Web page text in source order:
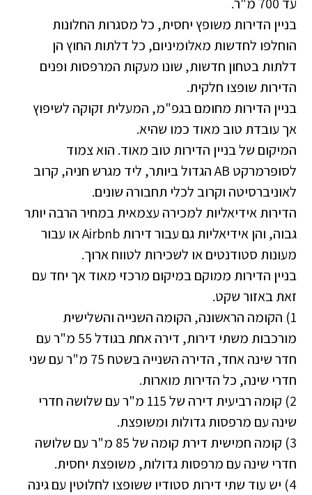
עד 700 מ"ר.
בניין הדירות משופץ יחסית, כל מסגרות החלונות
הוחלפו לחדשות מאלומיניום, כל דלתות החוץ הן
דלתות בטחון חדשות, שונו מעקות המרפסות ופנים
הדירות שופצו חלקית.
בניין הדירות מחומם בגפ"מ, המעלית זקוקה לשיפוץ
אך עובדת טוב מאוד כמו שהיא.
המיקום של בניין הדירות טוב מאוד. הוא צמוד
לסופרמרקט AB הגדול ביותר, ליד מגרש חניה, קרוב
לאוניברסיטה וקרוב לכלי תחבורה שונים.
הדירות אידיאליות למכירה עצמאית במחיר הרבה יותר
גבוה, והן אידיאליות גם עבור דירות Airbnb או עבור
מעונות סטודנטים או לשכירות לטווח ארוך.
בניין הדירות ממוקם במיקום מרכזי מאוד אך יחד עם
זאת באזור שקט.
1) הקומה הראשונה, הקומה השנייה והשלישית
מורכבות משתי דירות, דירה אחת בגודל 55 מ"ר עם
חדר שינה אחד, הדירה השנייה בשטח 75 מ"ר עם שני
חדרי שינה, כל הדירות מוארות.
2) קומה רביעית דירה של 115 מ"ר עם שלושה חדרי
שינה עם מרפסות גדולות ומשופצת.
3) קומה חמישית דירת קומה של 85 מ"ר עם שלושה
חדרי שינה עם מרפסות גדולות, משופצת יחסית.
4) יש עוד שתי דירות סטודיו ששופצו לחלוטין עם גינה